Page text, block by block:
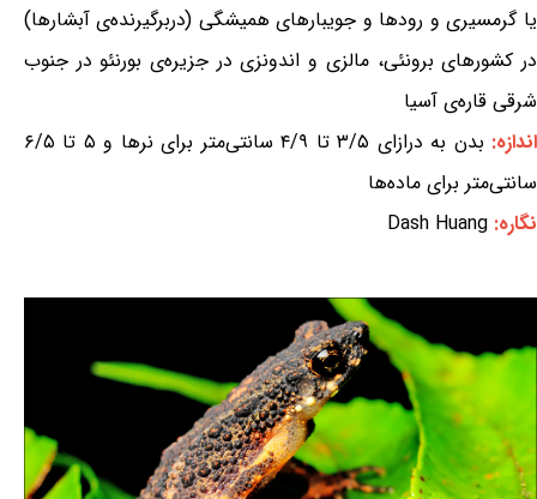
یا گرمسیری و رودها و جویبارهای همیشگی (دربرگیرنده‌ی آبشارها)
در کشورهای برونئی، مالزی و اندونزی در جزیره‌ی بورنئو در جنوب
شرقی قاره‌ی آسیا
اندازه:
بدن به درازای ۳/۵ تا ۴/۹ سانتی‌متر برای نرها و ۵ تا ۶/۵
سانتی‌متر برای ماده‌ها
نگاره: Dash Huang